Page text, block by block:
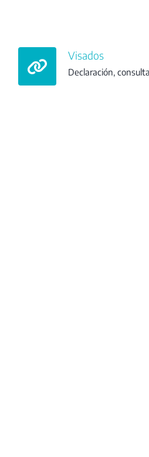
Visados
Declaración,